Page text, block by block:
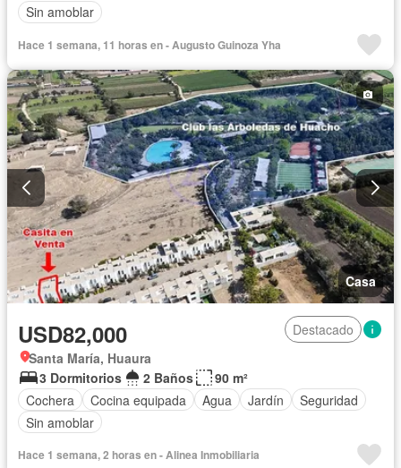
Sin amoblar
Hace 1 semana, 11 horas en - Augusto Guinoza Yha
Casa
USD82,000
Destacado
Santa María, Huaura
3 Dormitorios
2 Baños
90 m²
Cochera
Cocina equipada Agua Jardín
Seguridad
Sin amoblar
Hace 1 semana, 2 horas en - Alinea Inmobiliaria